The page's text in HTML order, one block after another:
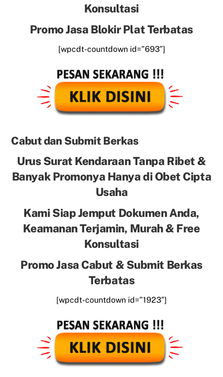
Konsultasi
Promo Jasa Blokir Plat Terbatas
[wpcdt-countdown id=”693″]
Cabut dan Submit Berkas
Urus Surat Kendaraan Tanpa Ribet &
Banyak Promonya Hanya di Obet Cipta
Usaha
Kami Siap Jemput Dokumen Anda,
Keamanan Terjamin, Murah & Free
Konsultasi
Promo Jasa Cabut & Submit Berkas
Terbatas
[wpcdt-countdown id=”1923″]